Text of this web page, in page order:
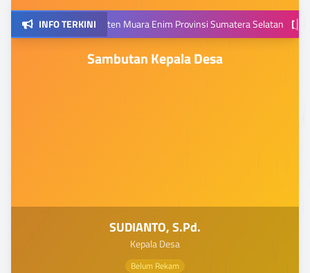
INFO TERKINI
Kabupaten Muara Enim Provinsi Sumatera Selatan [│] Media
Sambutan Kepala Desa
SUDIANTO, S.Pd.
Kepala Desa
Belum Rekam